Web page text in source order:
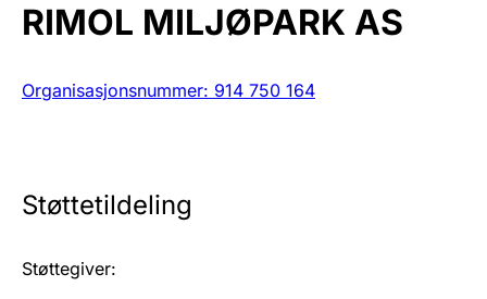
RIMOL MILJØPARK AS
Organisasjonsnummer: 914 750 164
Støttetildeling
Støttegiver: